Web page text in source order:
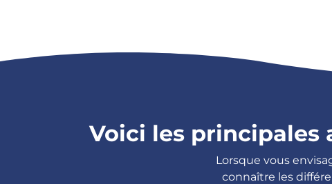
Voici les principales
Lorsque vous
connaître les